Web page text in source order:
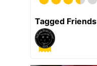
Tagged Friends